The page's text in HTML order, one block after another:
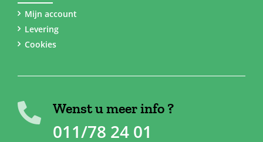
Mijn account
Levering
Cookies
Wenst u meer info ?
011/78 24 01